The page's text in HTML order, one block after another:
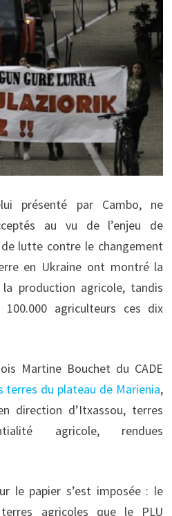
présenté par Cambo, ne
au vu de l’enjeu de
lutte contre le changement
en Ukraine ont montré la
production agricole, tandis
agriculteurs ces dix
Martine Bouchet du CADE
terres du plateau de Marienia,
direction d’Itxassou, terres
agricole, rendues
le papier s’est imposée : le
agricoles que le PLU